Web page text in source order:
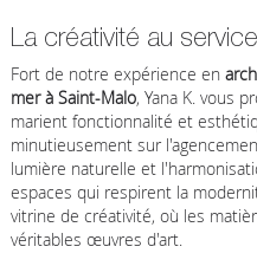
La créativité au
Fort de notre expérience en
mer à Saint-Malo, Yana K. vous
marient fonctionnalité et
minutieusement sur
lumière naturelle et
espaces qui respirent la
vitrine de créativité, où les
véritables œuvres d'art.